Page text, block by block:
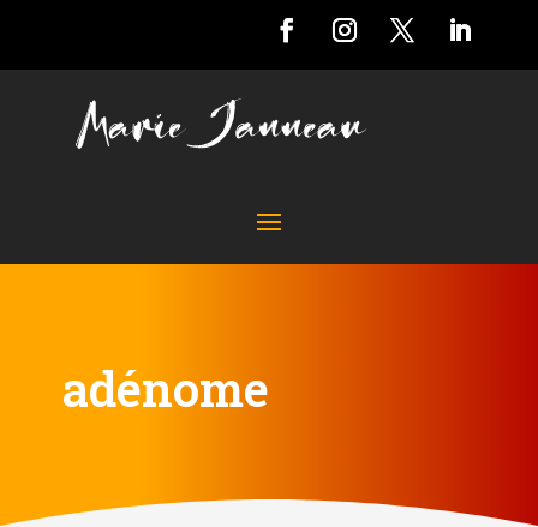
adénome